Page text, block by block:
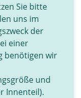
Sie bitte
uns im
der
einer
benötigen wir
und
Innenteil).